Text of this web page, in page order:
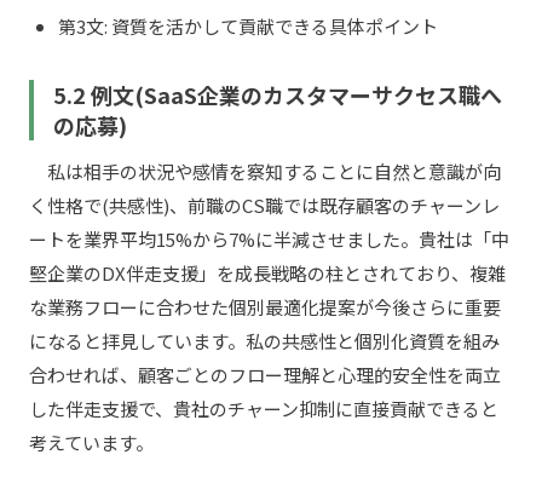
第3文: 資質を活かして貢献できる具体ポイント
5.2 例文(SaaS企業のカスタマーサクセス職へ
の応募)
私は相手の状況や感情を察知することに自然と意識が向
く性格で(共感性)、前職のCS職では既存顧客のチャーンレ
ートを業界平均15%から7%に半減させました。貴社は「中
堅企業のDX伴走支援」を成長戦略の柱とされており、複雑
な業務フローに合わせた個別最適化提案が今後さらに重要
になると拝見しています。私の共感性と個別化資質を組み
合わせれば、顧客ごとのフロー理解と心理的安全性を両立
した伴走支援で、貴社のチャーン抑制に直接貢献できると
考えています。